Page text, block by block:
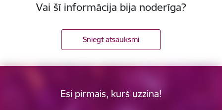
Vai šī informācija bija noderīga?
Sniegt atsauksmi
Esi pirmais, kurš uzzina!